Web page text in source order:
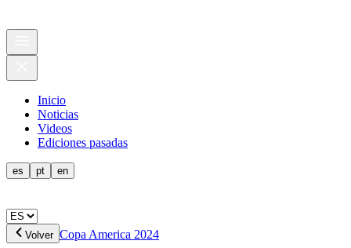
Inicio
Noticias
Videos
Ediciones pasadas
es pt en
Volver Copa America 2024